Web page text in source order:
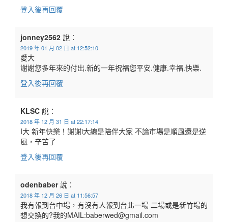
登入後再回覆
jonney2562 說：
2019 年 01 月 02 日 at 12:52:10
愛大
謝謝您多年來的付出.新的一年祝福您平安.健康.幸福.快樂.
登入後再回覆
KLSC 說：
2018 年 12 月 31 日 at 22:17:14
I大 新年快樂！謝謝i大總是陪伴大家 不論市場是順風還是逆
風，辛苦了
登入後再回覆
odenbaber 說：
2018 年 12 月 26 日 at 11:56:57
我有報到台中場，有沒有人報到台北一場 二場或是新竹場的
想交換的?我的MAIL:baberwed@gmail.com